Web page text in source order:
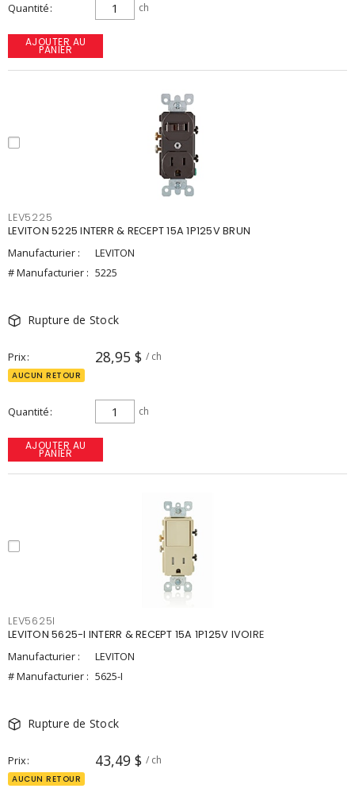
Quantité ch
AJOUTER AU
PANIER
LEV5225
LEVITON 5225 INTERR & RECEPT 15A 1P125V BRUN
Manufacturier :
LEVITON
# Manufacturier : 5225
Rupture de Stock
Prix 28,95 $ / ch
AUCUN RETOUR
Quantité ch
AJOUTER AU
PANIER
LEV5625I
LEVITON 5625-I INTERR & RECEPT 15A 1P125V IVOIRE
Manufacturier :
LEVITON
# Manufacturier : 5625-I
Rupture de Stock
Prix 43,49 $ / ch
AUCUN RETOUR